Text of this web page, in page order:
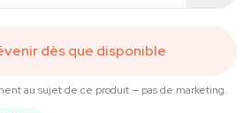
dès que disponible
au sujet de ce produit — pas de marketing.